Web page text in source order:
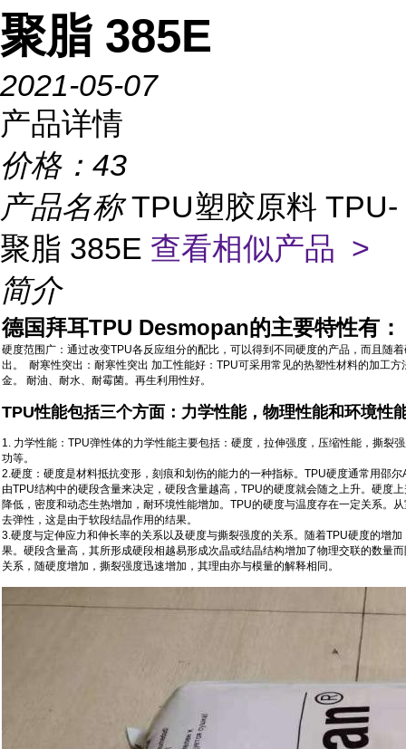
聚脂 385E
2021-05-07
产品详情
价格： 43
产品名称TPU塑胶原料 TPU-
聚脂 385E 查看相似产品 >
简介
德国拜耳TPU Desmopan的主要特性有：
硬度范围广：通过改变TPU各反应组分的配比，可以得到不同硬度的产品，而且随
出。 耐寒性突出：耐寒性突出 加工性能好：TPU可采用常见的热塑性材料的加工
金。 耐油、耐水、耐霉菌。再生利用性好。
TPU性能包括三个方面：力学性能，物理性能和环境性
1. 力学性能：TPU弹性体的力学性能主要包括：硬度，拉伸强度，压缩性能，撕
功等。
2.硬度：硬度是材料抵抗变形，刻痕和划伤的能力的一种指标。TPU硬度通常用邵
由TPU结构中的硬段含量来决定，硬段含量越高，TPU的硬度就会随之上升。硬度
降低，密度和动态生热增加，耐环境性能增加。TPU的硬度与温度存在一定关系
去弹性，这是由于软段结晶作用的结果。
3.硬度与定伸应力和伸长率的关系以及硬度与撕裂强度的关系。随着TPU硬度的增
果。硬段含量高，其所形成硬段相越易形成次晶或结晶结构增加了物理交联的数量
关系，随硬度增加，撕裂强度迅速增加，其理由亦与模量的解释相同。